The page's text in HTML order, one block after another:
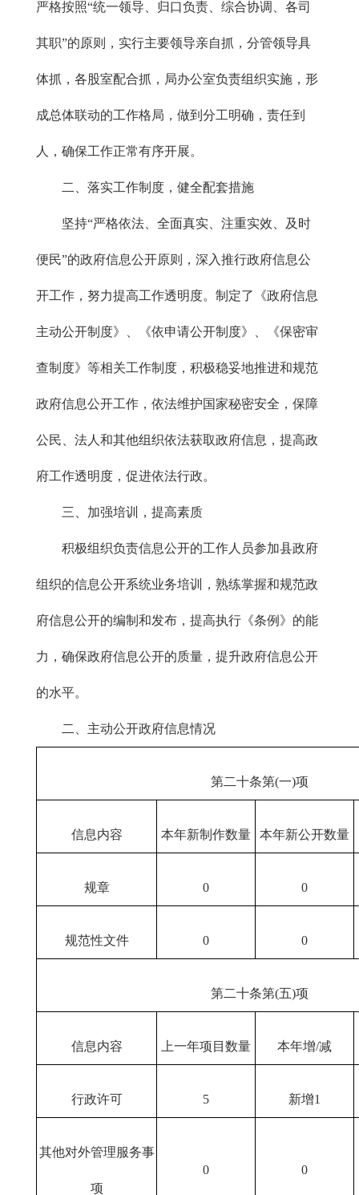
严格按照“统一领导、归口负责、综合协调、各司
其职”的原则，实行主要领导亲自抓，分管领导具
体抓，各股室配合抓，局办公室负责组织实施，形
成总体联动的工作格局，做到分工明确，责任到
人，确保工作正常有序开展。
二、落实工作制度，健全配套措施
坚持“严格依法、全面真实、注重实效、及时
便民”的政府信息公开原则，深入推行政府信息公
开工作，努力提高工作透明度。制定了《政府信息
主动公开制度》、《依申请公开制度》、《保密审
查制度》等相关工作制度，积极稳妥地推进和规范
政府信息公开工作，依法维护国家秘密安全，保障
公民、法人和其他组织依法获取政府信息，提高政
府工作透明度，促进依法行政。
三、加强培训，提高素质
积极组织负责信息公开的工作人员参加县政府
组织的信息公开系统业务培训，熟练掌握和规范政
府信息公开的编制和发布，提高执行《条例》的能
力，确保政府信息公开的质量，提升政府信息公开
的水平。
二、主动公开政府信息情况
第二十条第(一)项
信息内容 本年新制作数量 本年新公开数量
规章 0 0
规范性文件 0 0
第二十条第(五)项
信息内容 上一年项目数量 本年增/减
行政许可 5 新增1
其他对外管理服务事
项
0 0